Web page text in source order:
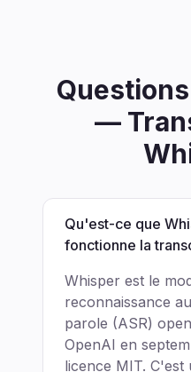
—
Qu'est-ce que
fonctionne la
Whisper est le
reconnaissance
parole (ASR)
OpenAI en
licence MIT.